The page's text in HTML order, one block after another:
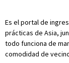
Es el portal de
prácticas de Asia,
todo funciona de
comodidad de